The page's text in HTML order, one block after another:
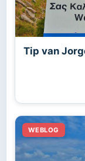
Tip van